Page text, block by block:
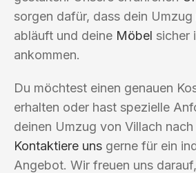
sorgen dafür, dass dein
abläuft und deine Möbel sicher
ankommen.
Du möchtest einen genauen
erhalten oder hast spezielle
deinen Umzug von Villach nach
Kontaktiere uns gerne für ein
Angebot. Wir freuen uns